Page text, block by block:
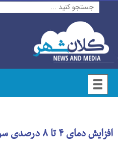
افزایش دمای ۴ تا ۸ درصدی سواحل دریای خزر